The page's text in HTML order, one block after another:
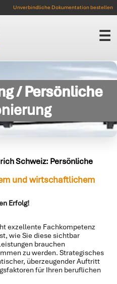
Unverbindliche Dokumentation bestellen
☰
/ Persönliche
Schweiz: Persönliche
und wirtschaftlichem
Erfolg!
exzellente Fachkompetenz
wie Sie diese sichtbar
brauchen
zu werden. Strategisches
überzeugender Auftritt
für Ihren beruflichen